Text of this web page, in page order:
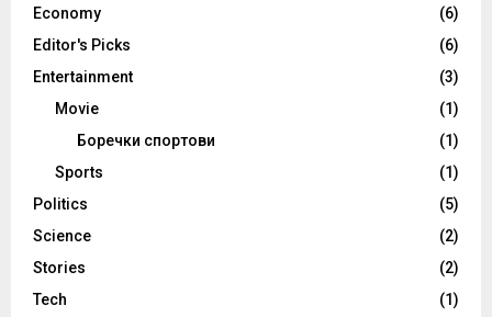
Economy
(6)
Editor's Picks
(6)
Entertainment
(3)
Movie
(1)
Боречки спортови
(1)
Sports
(1)
Politics
(5)
Science
(2)
Stories
(2)
Tech
(1)